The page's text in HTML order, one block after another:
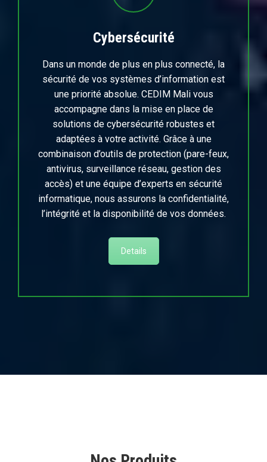
Cybersécurité
Dans un monde de plus en plus connecté, la
sécurité de vos systèmes d’information est
une priorité absolue. CEDIM Mali vous
accompagne dans la mise en place de
solutions de cybersécurité robustes et
adaptées à votre activité. Grâce à une
combinaison d’outils de protection (pare-feux,
antivirus, surveillance réseau, gestion des
accès) et une équipe d’experts en sécurité
informatique, nous assurons la confidentialité,
l’intégrité et la disponibilité de vos données.
Details